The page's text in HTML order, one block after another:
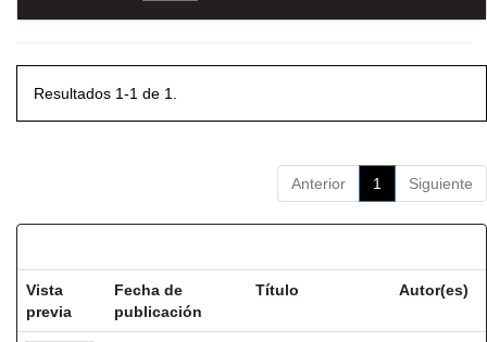
Resultados 1-1 de 1.
Anterior 1 Siguiente
Vista
previa
Fecha de
publicación
Título Autor(es)